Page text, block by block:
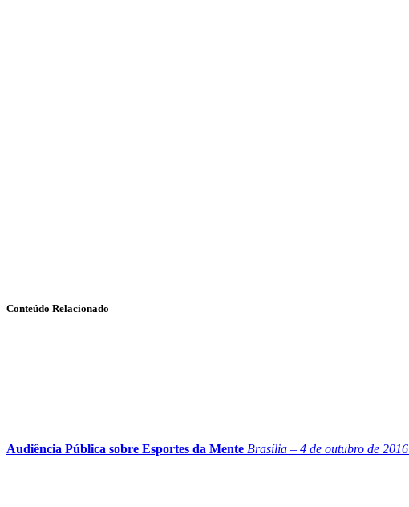
Conteúdo Relacionado
Audiência Pública sobre Esportes da Mente Brasília – 4 de outubro de 2016